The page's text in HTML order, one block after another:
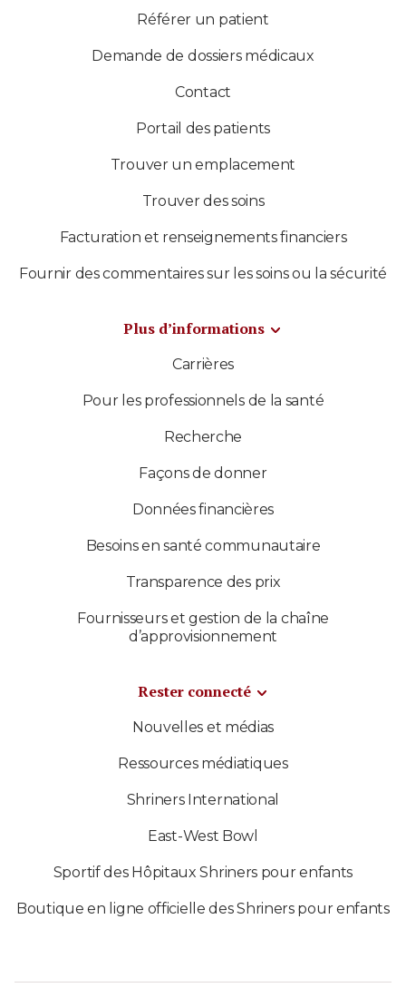
Référer un patient
Demande de dossiers médicaux
Contact
Portail des patients
Trouver un emplacement
Trouver des soins
Facturation et renseignements financiers
Fournir des commentaires sur les soins ou la sécurité
Plus d’informations
Carrières
Pour les professionnels de la santé
Recherche
Façons de donner
Données financières
Besoins en santé communautaire
Transparence des prix
Fournisseurs et gestion de la chaîne
d’approvisionnement
Rester connecté
Nouvelles et médias
Ressources médiatiques
Shriners International
East-West Bowl
Sportif des Hôpitaux Shriners pour enfants
Boutique en ligne officielle des Shriners pour enfants